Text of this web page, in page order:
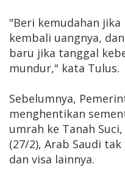
"Beri kemudahan
kembali uangnya,
baru jika tanggal
mundur," kata Tulus.
Sebelumnya,
menghentikan
umrah ke Tanah
(27/2), Arab Saudi
dan visa lainnya.